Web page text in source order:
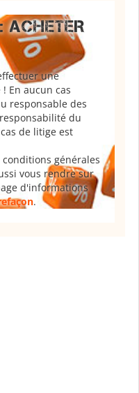
ACHETER
une
En aucun cas
responsable des
du
de litige est
générales
vous rendre sur
d'informations
.